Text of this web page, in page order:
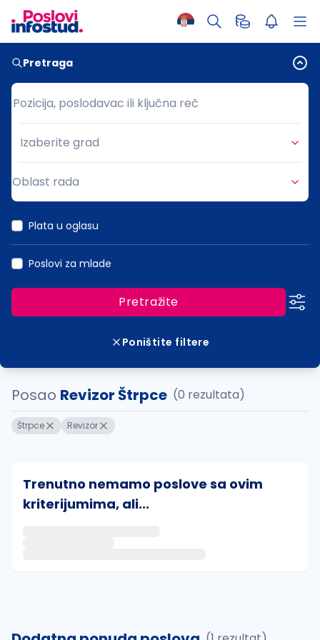
Pretraga
Pozicija, poslodavac ili ključna reč
Pozicija, poslodavac ili ključna reč
Grad
Izaberite grad
Oblast rada
Plata u oglasu
Poslovi za mlade
Pretražite
Poništite filtere
Posao Revizor Štrpce (0 rezultata)
Štrpce Revizor
Trenutno nemamo poslove sa ovim
kriterijumima, ali...